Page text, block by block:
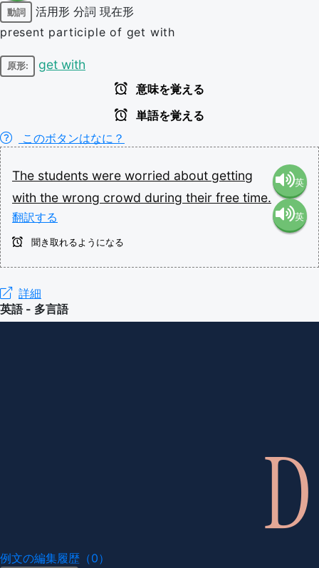
動詞 活用形 分詞 現在形
present participle of get with
原形: get with
意味を覚える
単語を覚える
このボタンはなに？
The students were worried about getting
with the wrong crowd during their free time.
翻訳する
英
語（米
英
聞き取れるようになる
詳細
英語 - 多言語
例文の編集履歴（0）